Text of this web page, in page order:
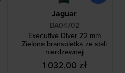
Jaguar
BA04702
Executive Diver 22 mm
Zielona bransoletka ze stali
nierdzewnej
1 032,00 zł